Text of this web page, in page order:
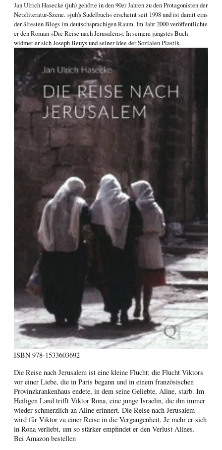
Jan Ulrich Hasecke (juh) gehörte in den 90er Jahren zu den Protagonisten der
Netzliteratur-Szene. »juh's Sudelbuch« erscheint seit 1998 und ist damit eins
der ältesten Blogs im deutschsprachigen Raum. Im Jahr 2000 veröffentlichte
er den Roman»Die Reise nach Jerusalem«. In seinem jüngstes Buch
widmet er sichJoseph Beuys und seiner Idee der Sozialen Plastik.
ISBN 978-1533603692
Die Reise nach Jerusalem ist eine kleine Flucht; die Flucht Viktors
vor einer Liebe, die in Paris begann und in einem französischen
Provinzkrankenhaus endete, in dem seine Geliebte, Aline, starb. Im
Heiligen Land trifft Viktor Rona, eine junge Israelin, die ihn immer
wieder schmerzlich an Aline erinnert. Die Reise nach Jerusalem
wird für Viktor zu einer Reise in die Vergangenheit. Je mehr er sich
in Rona verliebt, um so stärker empfindet er den Verlust Alines.
Bei Amazon bestellen